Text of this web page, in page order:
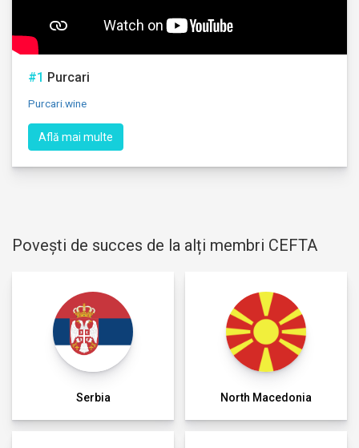
#1 Purcari
Purcari.wine
Află mai multe
Povești de succes de la alți membri CEFTA
Serbia North Macedonia